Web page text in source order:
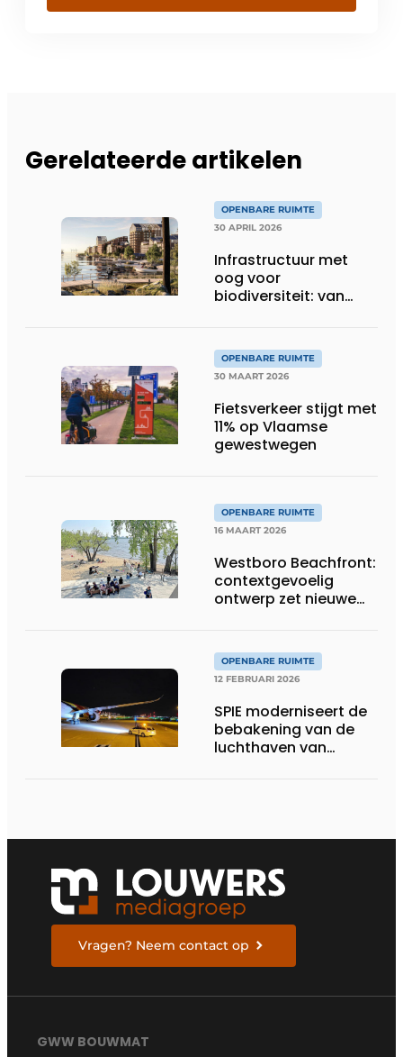
Gerelateerde artikelen
OPENBARE RUIMTE
30 APRIL 2026
Infrastructuur met
oog voor
biodiversiteit: van
OPENBARE RUIMTE
30 MAART 2026
Fietsverkeer stijgt met
11% op Vlaamse
gewestwegen
OPENBARE RUIMTE
16 MAART 2026
Westboro Beachfront:
contextgevoelig
ontwerp zet nieuwe
in Canada
OPENBARE RUIMTE
12 FEBRUARI 2026
SPIE moderniseert de
bebakening van de
luchthaven van
Vragen? Neem contact op
GWW BOUWMAT